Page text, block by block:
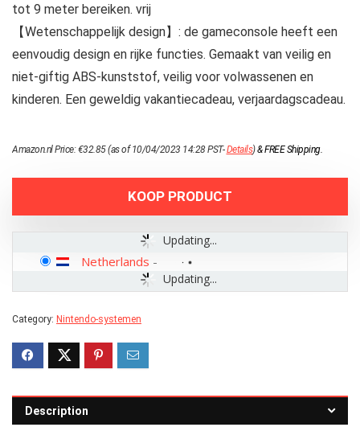
tot 9 meter bereiken. vrij
【Wetenschappelijk design】: de gameconsole heeft een
eenvoudig design en rijke functies. Gemaakt van veilig en
niet-giftig ABS-kunststof, veilig voor volwassenen en
kinderen. Een geweldig vakantiecadeau, verjaardagscadeau.
Amazon.nl Price:€32.85(as of 10/04/2023 14:28 PST-Details)&FREE Shipping.
KOOP PRODUCT
Updating...
Updating...
Netherlands -
Category: Nintendo-systemen
Description